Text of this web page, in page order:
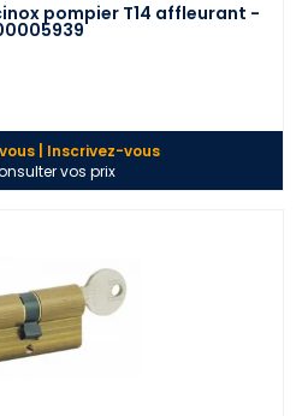
pompier T14 affleurant -
| Inscrivez-vous
vos prix